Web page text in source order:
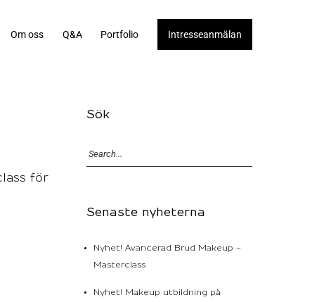
Om oss Q&A Portfolio Intresseanmälan
för
Sök
Senaste nyheterna
Nyhet! Avancerad Brud Makeup –
Masterclass
Nyhet! Makeup utbildning på